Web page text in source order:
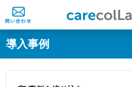
@ -0,0 +1,60 @@
導入事例